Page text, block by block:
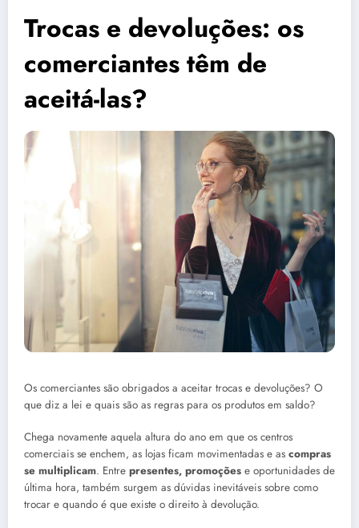
Trocas e devoluções: os
comerciantes têm de
aceitá-las?
Os comerciantes são obrigados a aceitar trocas e devoluções? O
que diz a lei e quais são as regras para os produtos em saldo?
Chega novamente aquela altura do ano em que os centros
comerciais se enchem, as lojas ficam movimentadas e as compras
se multiplicam. Entre presentes, promoções e oportunidades de
última hora, também surgem as dúvidas inevitáveis sobre como
trocar e quando é que existe o direito à devolução.